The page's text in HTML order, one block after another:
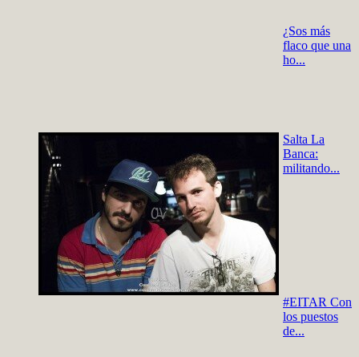
¿Sos más
flaco que una
ho...
Salta La
Banca:
militando...
#EITAR Con
los puestos
de...